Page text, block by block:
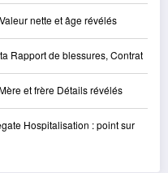
nette et âge révélés
Rapport de blessures, Contrat
et frère Détails révélés
Hospitalisation : point sur